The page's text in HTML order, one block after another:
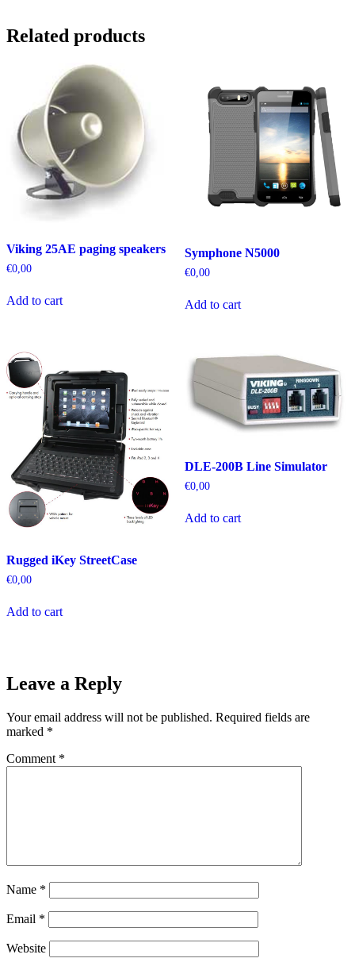
Related products
Viking 25AE paging speakers
€0,00
Add to cart
Symphone N5000
€0,00
Add to cart
Rugged iKey StreetCase
€0,00
Add to cart
DLE-200B Line Simulator
€0,00
Add to cart
Leave a Reply
Your email address will not be published. Required fields are
marked *
Comment *
Name *
Email *
Website